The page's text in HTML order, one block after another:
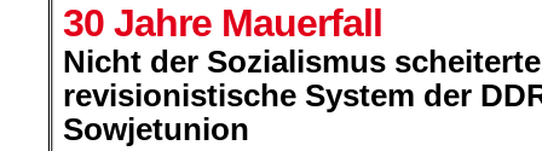
30 Jahre Mauerfall
Nicht der Sozialismus
revisionistische System der
Sowjetunion